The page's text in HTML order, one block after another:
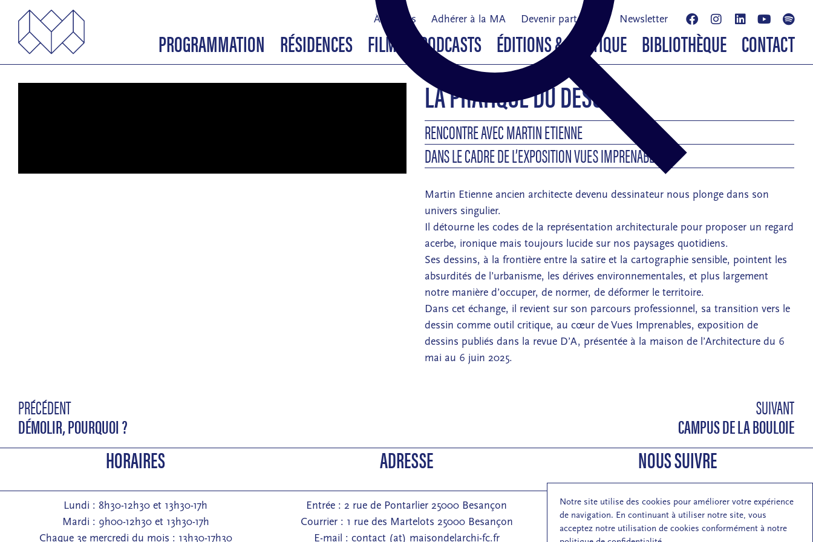
Notre site utilise des cookies pour améliorer votre expérience
de navigation. En continuant à utiliser notre site, vous
acceptez notre utilisation de cookies conformément à notre
À propos Adhérer à la MA Devenir partenaire Newsletter
PROGRAMMATION RÉSIDENCES FILMS & PODCASTS ÉDITIONS & BOUTIQUE BIBLIOTHÈQUE CONTACT
LA PRATIQUE DU DESSIN
RENCONTRE AVEC MARTIN ETIENNE
DANS LE CADRE DE L’EXPOSITION VUES IMPRENABLES
Martin Etienne ancien architecte devenu dessinateur nous plonge dans son
univers singulier.
Il détourne les codes de la représentation architecturale pour proposer un regard
acerbe, ironique mais toujours lucide sur nos paysages quotidiens.
Ses dessins, à la frontière entre la satire et la cartographie sensible, pointent les
absurdités de l’urbanisme, les dérives environnementales, et plus largement
notre manière d’occuper, de normer, de déformer le territoire.
Dans cet échange, il revient sur son parcours professionnel, sa transition vers le
dessin comme outil critique, au cœur de Vues Imprenables, exposition de
dessins publiés dans la revue D’A, présentée à la maison de l’Architecture du 6
mai au 6 juin 2025.
PRÉCÉDENT
DÉMOLIR, POURQUOI ?
SUIVANT
CAMPUS DE LA BOULOIE
HORAIRES
Lundi : 8h30-12h30 et 13h30-17h
Mardi : 9h00-12h30 et 13h30-17h
Chaque 3e mercredi du mois : 13h30-17h30
ADRESSE
Entrée : 2 rue de Pontarlier 25000 Besançon
Courrier : 1 rue des Martelots 25000 Besançon
E-mail : contact (at) maisondelarchi-fc.fr
NOUS SUIVRE
S'inscrire à la newsletter de la MA